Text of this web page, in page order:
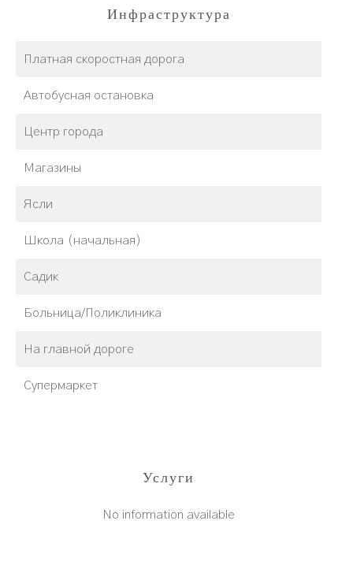
Инфраструктура
Платная скоростная дорога
Автобусная остановка
Центр города
Магазины
Ясли
Школа (начальная)
Садик
Больница/Поликлиника
На главной дороге
Супермаркет
Услуги
No information available